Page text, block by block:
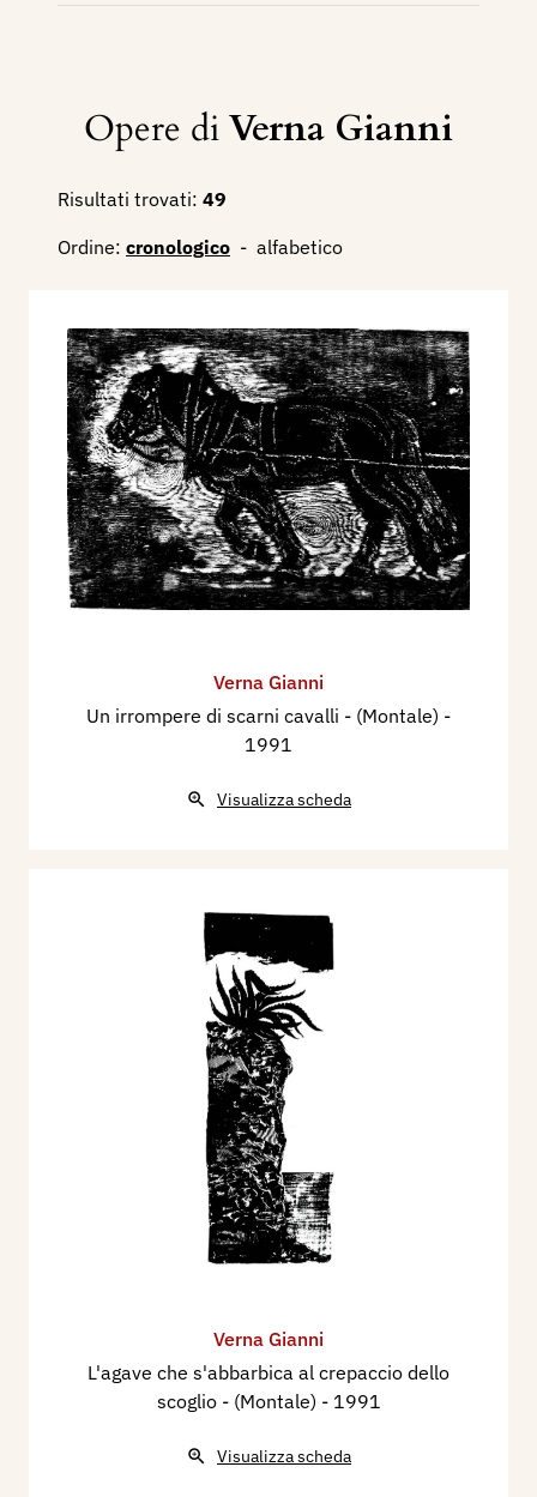
Opere diVerna Gianni
Risultati trovati: 49
Ordine: cronologico - alfabetico
Verna Gianni
Un irrompere di scarni cavalli - (Montale) -
1991
Visualizza scheda
Verna Gianni
L'agave che s'abbarbica al crepaccio dello
scoglio - (Montale) - 1991
Visualizza scheda